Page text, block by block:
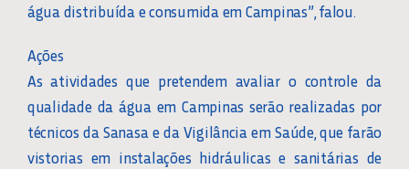
água distribuída e consumida em Campinas”, falou.
Ações
As atividades que pretendem avaliar o controle da
qualidade da água em Campinas serão realizadas por
técnicos da Sanasa e da Vigilância em Saúde, que farão
vistorias em instalações hidráulicas e sanitárias de